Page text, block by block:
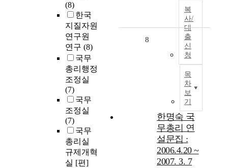
(8)
한국
지질자원
연구원
연구 (8)
국무
총리행정
조정실
(7)
국무
조정실
(7)
국무
총리실
규제개혁
실 [편]
복
사/
대
출
신
청
목
차
보
기
8
한명숙 국
무총리 연
설문집 :
2006.4.20 ~
2007. 3. 7